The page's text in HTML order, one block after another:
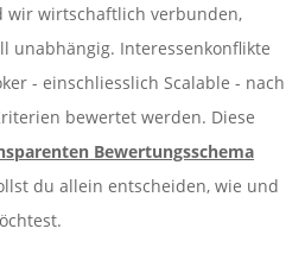
wir wirtschaftlich verbunden,
unabhängig. Interessenkonflikte
- einschliesslich Scalable - nach
bewertet werden. Diese
Bewertungsschema
du allein entscheiden, wie und